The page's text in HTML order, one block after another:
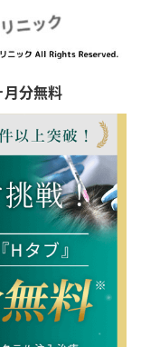
分無料